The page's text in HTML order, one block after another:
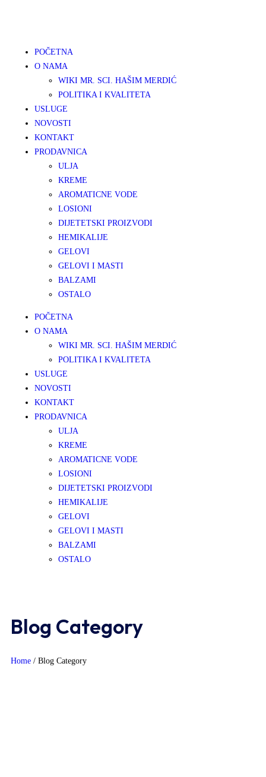
POČETNA
O NAMA
WIKI MR. SCI. HAŠIM MERDIĆ
POLITIKA I KVALITETA
USLUGE
NOVOSTI
KONTAKT
PRODAVNICA
ULJA
KREME
AROMATICNE VODE
LOSIONI
DIJETETSKI PROIZVODI
HEMIKALIJE
GELOVI
GELOVI I MASTI
BALZAMI
OSTALO
POČETNA
O NAMA
WIKI MR. SCI. HAŠIM MERDIĆ
POLITIKA I KVALITETA
USLUGE
NOVOSTI
KONTAKT
PRODAVNICA
ULJA
KREME
AROMATICNE VODE
LOSIONI
DIJETETSKI PROIZVODI
HEMIKALIJE
GELOVI
GELOVI I MASTI
BALZAMI
OSTALO
Blog Category
Home / Blog Category